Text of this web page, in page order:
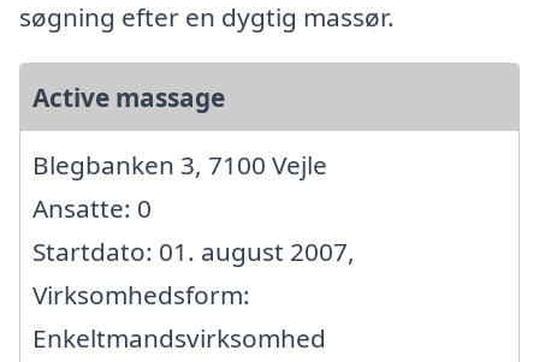
søgning efter en dygtig massør.
Active massage
Blegbanken 3, 7100 Vejle
Ansatte: 0
Startdato: 01. august 2007,
Virksomhedsform:
Enkeltmandsvirksomhed